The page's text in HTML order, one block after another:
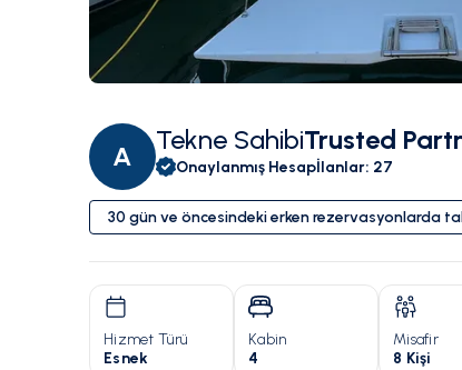
A
Tekne SahibiTrusted
Onaylanmış Hesapİlanlar: 27
30 gün ve öncesindeki erken rezervasyonlarda
Hizmet Türü
Esnek
Kabin
4
Misafir
8 Kişi